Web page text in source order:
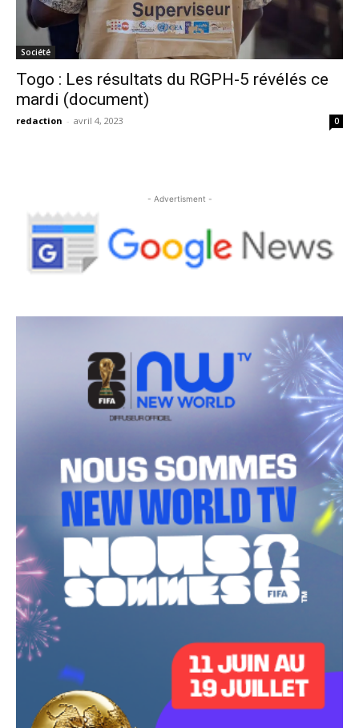
Société
Togo : Les résultats du RGPH-5 révélés ce
mardi (document)
redaction - avril 4, 2023 0
- Advertisment -